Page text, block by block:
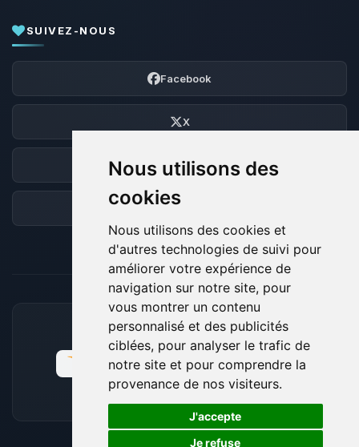
Nous utilisons des
cookies
Nous utilisons des cookies et
d'autres technologies de suivi pour
améliorer votre expérience de
navigation sur notre site, pour
vous montrer un contenu
personnalisé et des publicités
ciblées, pour analyser le trafic de
notre site et pour comprendre la
provenance de nos visiteurs.
J'accepte
Je refuse
SUIVEZ-NOUS
Facebook
X
Discord
Forum
MOYENS DE PAIEMENT ACCEPTÉS
🍪